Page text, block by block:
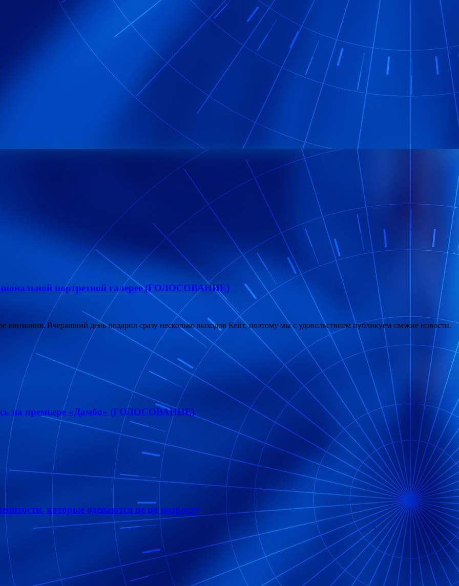
портретной галерее (ГОЛОСОВАНИЕ)
внимания. Вчерашний день подарил сразу несколько выходов Кейт, поэтому мы с удовольствием публикуем свежие новости.
на премьере «Дамбо» (ГОЛОСОВАНИЕ)
которые одеваются не по возрасту